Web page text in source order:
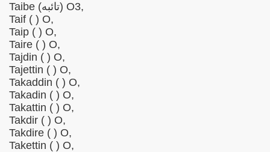
Taibe (تائبه) O3,
Taif ( ) O,
Taip ( ) O,
Taire ( ) O,
Tajdin ( ) O,
Tajettin ( ) O,
Takaddin ( ) O,
Takadin ( ) O,
Takattin ( ) O,
Takdir ( ) O,
Takdire ( ) O,
Takettin ( ) O,